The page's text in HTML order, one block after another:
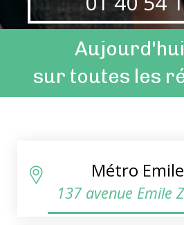
sur toutes les
Métro
137 avenue Emile